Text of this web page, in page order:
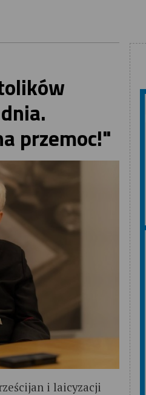
przemoc!"
i laicyzacji